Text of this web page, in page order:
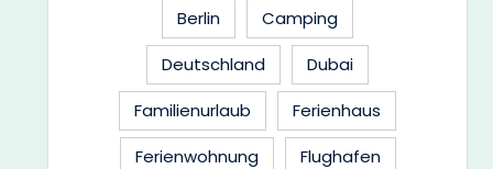
Berlin
Camping
Deutschland
Dubai
Familienurlaub
Ferienhaus
Ferienwohnung
Flughafen